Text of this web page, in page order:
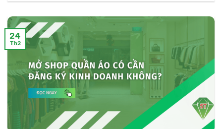
24
Th2